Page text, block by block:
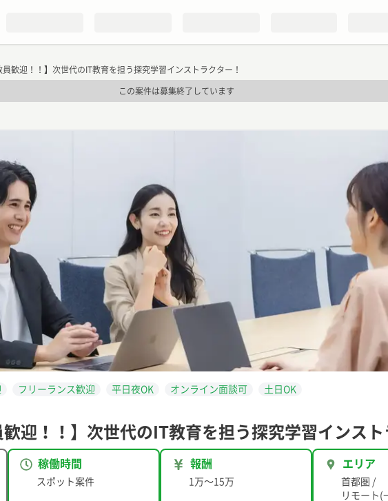
員歓迎！！】次世代のIT教育を担う探究学習インストラクター！
この案件は募集終了しています
フリーランス歓迎 平日夜OK オンライン面談可 土日OK
歓迎！！】次世代のIT教育を担う探究学習インスト
稼働時間
スポット案件
報酬
1万〜15万
エリア
首都圏 /
リモート(